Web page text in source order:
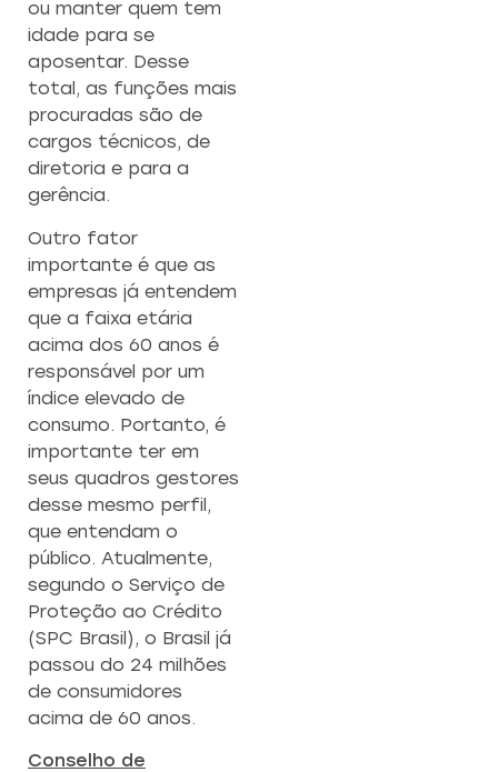
ou manter quem tem
idade para se
aposentar. Desse
total, as funções mais
procuradas são de
cargos técnicos, de
diretoria e para a
gerência.
Outro fator
importante é que as
empresas já entendem
que a faixa etária
acima dos 60 anos é
responsável por um
índice elevado de
consumo. Portanto, é
importante ter em
seus quadros gestores
desse mesmo perfil,
que entendam o
público. Atualmente,
segundo o Serviço de
Proteção ao Crédito
(SPC Brasil), o Brasil já
passou do 24 milhões
de consumidores
acima de 60 anos.
Conselho de